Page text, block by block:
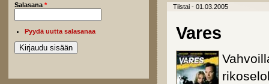
Salasana *
Pyydä uutta salasanaa
Tiistai - 01.03.2005
Vares